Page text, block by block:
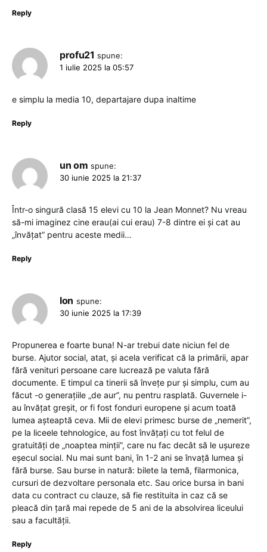
Reply
profu21 spune:
1 iulie 2025 la 05:57
e simplu la media 10, departajare dupa inaltime
Reply
un om spune:
30 iunie 2025 la 21:37
Într-o singură clasă 15 elevi cu 10 la Jean Monnet? Nu vreau
să-mi imaginez cine erau(ai cui erau) 7-8 dintre ei și cat au
„învățat” pentru aceste medii…
Reply
Ion spune:
30 iunie 2025 la 17:39
Propunerea e foarte buna! N-ar trebui date niciun fel de
burse. Ajutor social, atat, și acela verificat că la primării, apar
fără venituri persoane care lucrează pe valuta fără
documente. E timpul ca tinerii să învețe pur și simplu, cum au
făcut -o generațiile „de aur”, nu pentru rasplată. Guvernele i-
au învățat greșit, or fi fost fonduri europene și acum toată
lumea așteaptă ceva. Mii de elevi primesc burse de „nemerit”,
pe la liceele tehnologice, au fost învățați cu tot felul de
gratuități de „noaptea minții”, care nu fac decât să le ușureze
eșecul social. Nu mai sunt bani, în 1-2 ani se învață lumea și
fără burse. Sau burse in natură: bilete la temă, filarmonica,
cursuri de dezvoltare personala etc. Sau orice bursa in bani
data cu contract cu clauze, să fie restituita in caz că se
pleacă din țară mai repede de 5 ani de la absolvirea liceului
sau a facultății.
Reply